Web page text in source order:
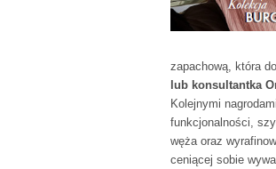
zapachową, która
lub konsultantka
Kolejnymi
funkcjonalności,
węża oraz
ceniącej sobie